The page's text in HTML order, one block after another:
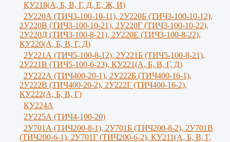
КУ218(А, Б, В, Г, Д, Е, Ж, И)
2У220А (ТИЧ3-100-10-11), 2У220Б (ТИЧ3-100-10-12),
2У220В (ТИЧ3-100-10-21), 2У220Г (ТИЧ3-100-10-22),
2У220Д (ТИЧ3-100-8-21), 2У220Е (ТИЧ3-100-8-22),
КУ220(А, Б, В, Г, Д)
2У221А (ТИЧ5-100-8-12), 2У221Б (ТИЧ5-100-8-21),
2У221В (ТИЧ5-100-6-23), КУ221(А, Б, В, Г, Д)
2У222А (ТИЧ400-20-1), 2У222Б (ТИЧ400-16-1),
2У222В (ТИЧ400-20-2), 2У222Г (ТИЧ400-16-2),
КУ222(А, Б, В, Г)
КУ224А
2У225А (ТИЧ4-100-20)
2У701А (ТИЧ200-8-1), 2У701Б (ТИЧ200-8-2), 2У701В
(ТИЧ200-6-1), 2У701Г (ТИЧ200-6-2), КУ211(А, Б, В, Г,